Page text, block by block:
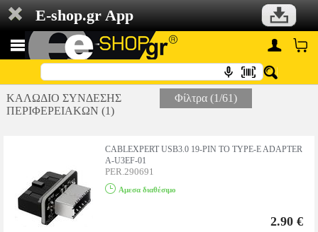
E-shop.gr App
ΚΑΛΩΔΙΟ ΣΥΝΔΕΣΗΣ
ΠΕΡΙΦΕΡΕΙΑΚΩΝ (1)
Φίλτρα (1/61)
CABLEXPERT USB3.0 19-PIN TO TYPE-E ADAPTER
A-U3EF-01
PER.290691
Αμεσα διαθέσιμο
2.90 €